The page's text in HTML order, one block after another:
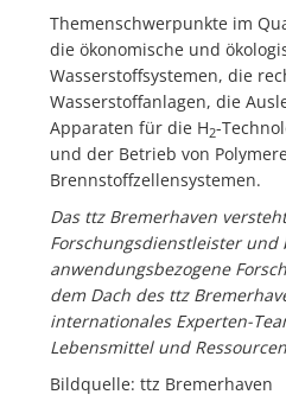
Themenschwerpunkte im
die ökonomische und
Wasserstoffsystemen, die
Wasserstoffanlagen, die
Apparaten für die H2-
und der Betrieb von
Brennstoffzellensystemen.
Das ttz Bremerhaven
Forschungsdienstleister und
anwendungsbezogene
dem Dach des ttz
internationales Experten-
Lebensmittel und
Bildquelle: ttz Bremerhaven